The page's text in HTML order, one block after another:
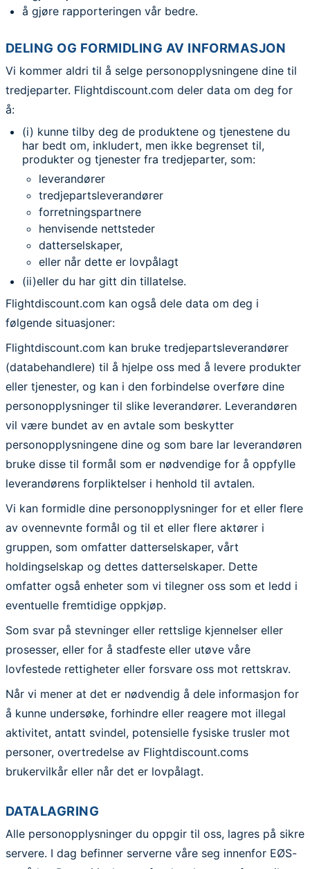
å gjøre rapporteringen vår bedre.
DELING OG FORMIDLING AV INFORMASJON
Vi kommer aldri til å selge personopplysningene dine til
tredjeparter. Flightdiscount.com deler data om deg for
å:
(i) kunne tilby deg de produktene og tjenestene du
har bedt om, inkludert, men ikke begrenset til,
produkter og tjenester fra tredjeparter, som:
leverandører
tredjepartsleverandører
forretningspartnere
henvisende nettsteder
datterselskaper,
eller når dette er lovpålagt
(ii)eller du har gitt din tillatelse.
Flightdiscount.com kan også dele data om deg i
følgende situasjoner:
Flightdiscount.com kan bruke tredjepartsleverandører
(databehandlere) til å hjelpe oss med å levere produkter
eller tjenester, og kan i den forbindelse overføre dine
personopplysninger til slike leverandører. Leverandøren
vil være bundet av en avtale som beskytter
personopplysningene dine og som bare lar leverandøren
bruke disse til formål som er nødvendige for å oppfylle
leverandørens forpliktelser i henhold til avtalen.
Vi kan formidle dine personopplysninger for et eller flere
av ovennevnte formål og til et eller flere aktører i
gruppen, som omfatter datterselskaper, vårt
holdingselskap og dettes datterselskaper. Dette
omfatter også enheter som vi tilegner oss som et ledd i
eventuelle fremtidige oppkjøp.
Som svar på stevninger eller rettslige kjennelser eller
prosesser, eller for å stadfeste eller utøve våre
lovfestede rettigheter eller forsvare oss mot rettskrav.
Når vi mener at det er nødvendig å dele informasjon for
å kunne undersøke, forhindre eller reagere mot illegal
aktivitet, antatt svindel, potensielle fysiske trusler mot
personer, overtredelse av Flightdiscount.coms
brukervilkår eller når det er lovpålagt.
DATALAGRING
Alle personopplysninger du oppgir til oss, lagres på sikre
servere. I dag befinner serverne våre seg innenfor EØS-